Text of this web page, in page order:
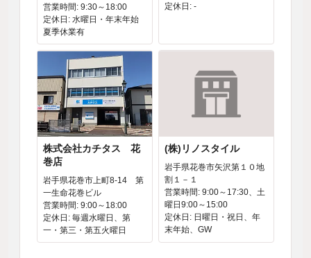
営業時間: 9:30～18:00
定休日: 水曜日・年末年始
夏季休業有
定休日: -
株式会社カチタス 花
巻店
岩手県花巻市上町8-14 第
一生命花巻ビル
営業時間: 9:00～18:00
定休日: 毎週水曜日、第
一・第三・第五火曜日
(株)リノスタイル
岩手県花巻市矢沢第１０地
割１－１
営業時間: 9:00～17:30、土
曜日9:00～15:00
定休日: 日曜日・祝日、年
末年始、GW